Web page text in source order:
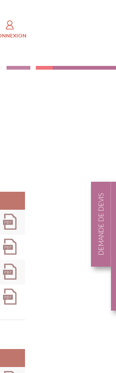
DEMANDE DE DEVIS